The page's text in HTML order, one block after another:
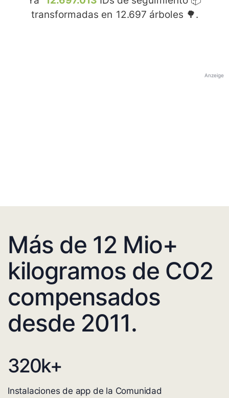
transformadas en 12.697 árboles 🌳.
Anzeige
Más de 12 Mio+
kilogramos de CO2
compensados
desde 2011.
320k+
Instalaciones de app de la Comunidad